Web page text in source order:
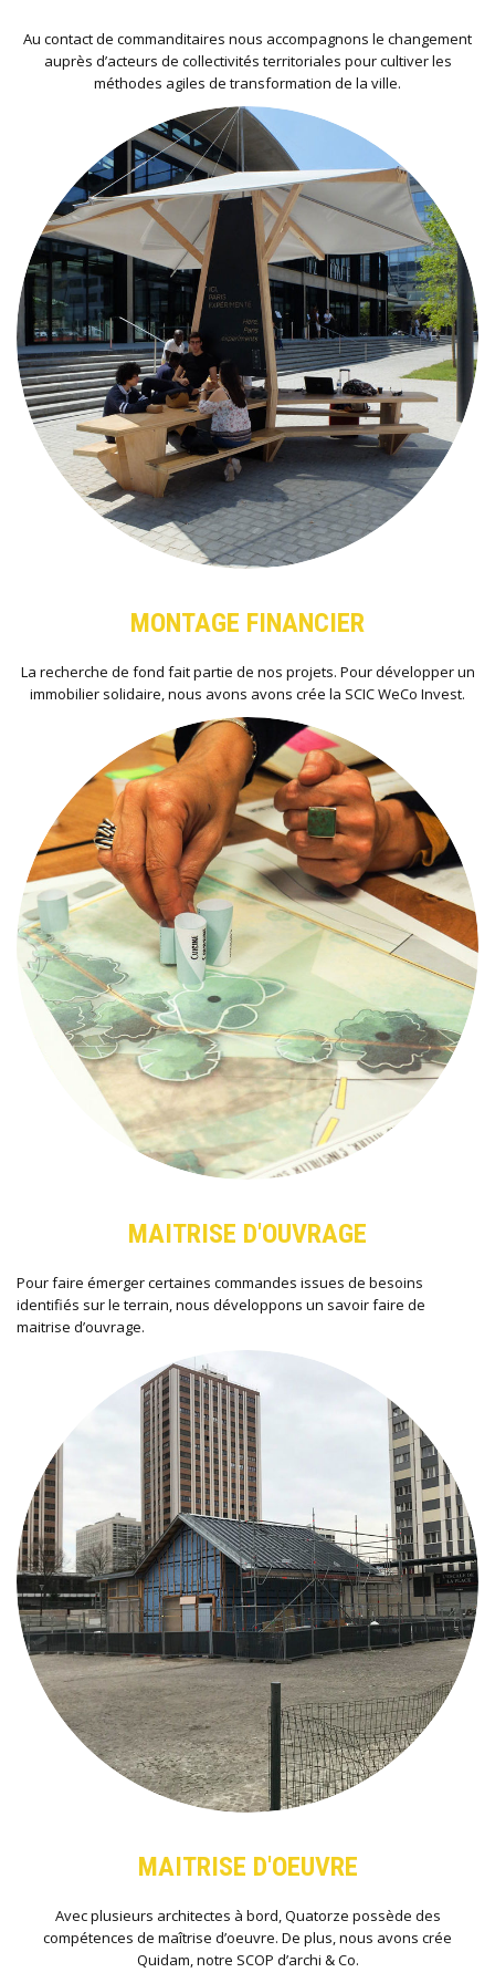
Au contact de commanditaires nous accompagnons le changement
auprès d’acteurs de collectivités territoriales pour cultiver les
méthodes agiles de transformation de la ville.
MONTAGE FINANCIER
La recherche de fond fait partie de nos projets. Pour développer un
immobilier solidaire, nous avons avons crée la SCIC WeCo Invest.
MAITRISE D'OUVRAGE
Pour faire émerger certaines commandes issues de besoins
identifiés sur le terrain, nous développons un savoir faire de
maitrise d’ouvrage.
MAITRISE D'OEUVRE
Avec plusieurs architectes à bord, Quatorze possède des
compétences de maîtrise d’oeuvre. De plus, nous avons crée
Quidam, notre SCOP d’archi & Co.